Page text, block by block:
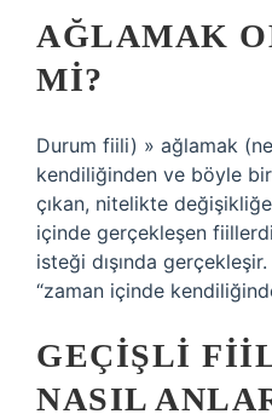
AĞLAMAK
MI?
Durum fiili) » ağlamak
kendiliğinden ve böyle
çıkan, nitelikte
içinde gerçekleşen
isteği dışında
“zaman içinde
GEÇIŞLI
NASIL